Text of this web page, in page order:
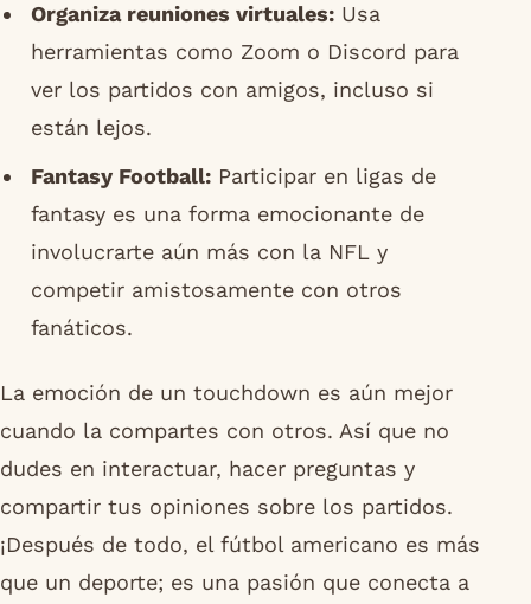
Organiza reuniones virtuales:Usa
herramientas como Zoom o Discord para
ver los partidos con amigos, incluso si
están lejos.
Fantasy Football:Participar en ligas de
fantasy es una forma emocionante de
involucrarte aún más con la NFL y
competir amistosamente con otros
fanáticos.
La emoción de un touchdown es aún mejor
cuando la compartes con otros. Así que no
dudes en interactuar, hacer preguntas y
compartir tus opiniones sobre los partidos.
¡Después de todo, el fútbol americano es más
que un deporte; es una pasión que conecta a